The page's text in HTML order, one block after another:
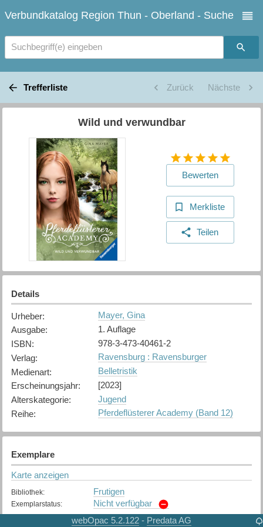
Verbundkatalog Region Thun - Oberland - Suche
Suchbegriff(e) eingeben
Trefferliste Zurück Nächste
Wild und verwundbar
Bewerten
Merkliste
Teilen
Details
Urheber:
Mayer, Gina
Ausgabe:
1. Auflage
ISBN:
978-3-473-40461-2
Verlag:
Ravensburg : Ravensburger
Medienart:
Belletristik
Erscheinungsjahr:
[2023]
Alterskategorie:
Jugend
Reihe: Pferdeflüsterer Academy (Band 12)
Exemplare
Karte anzeigen
Bibliothek: Frutigen
Exemplarstatus: Nicht verfügbar
webOpac 5.2.122 - Predata AG